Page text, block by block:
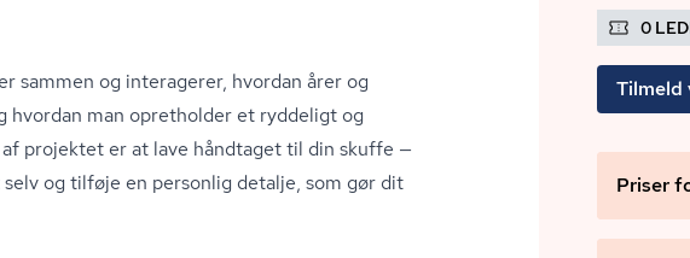
sammen og interagerer, hvordan årer og
hvordan man opretholder et ryddeligt og
projektet er at lave håndtaget til din skuffe —
og tilføje en personlig detalje, som gør dit
0
Tilmeld
Priser